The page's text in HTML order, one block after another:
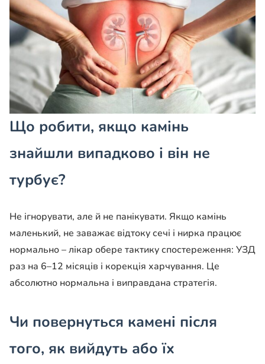
Що робити, якщо камінь
знайшли випадково і він не
турбує?
Не ігнорувати, але й не панікувати. Якщо камінь
маленький, не заважає відтоку сечі і нирка працює
нормально – лікар обере тактику спостереження: УЗД
раз на 6–12 місяців і корекція харчування. Це
абсолютно нормальна і виправдана стратегія.
Чи повернуться камені після
того, як вийдуть або їх